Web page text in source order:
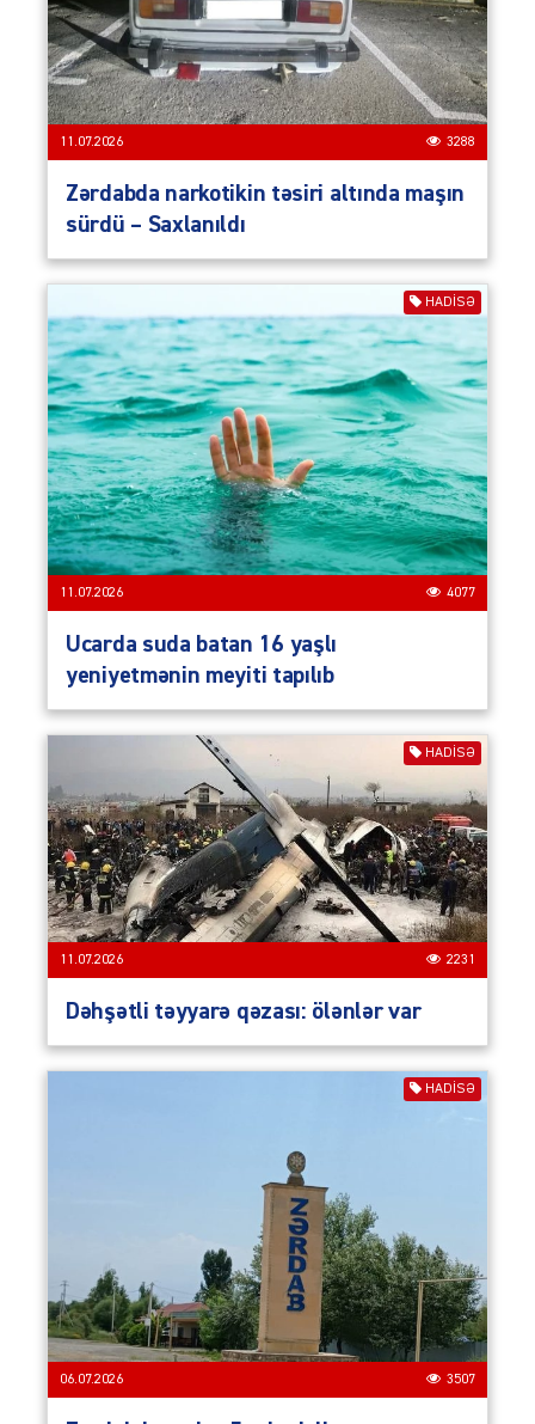
11.07.2026 3288
Zərdabda narkotikin təsiri altında maşın
sürdü – Saxlanıldı
HADISƏ
11.07.2026 4077
Ucarda suda batan 16 yaşlı
yeniyetmənin meyiti tapılıb
HADISƏ
11.07.2026 2231
Dəhşətli təyyarə qəzası: ölənlər var
HADISƏ
06.07.2026 3507